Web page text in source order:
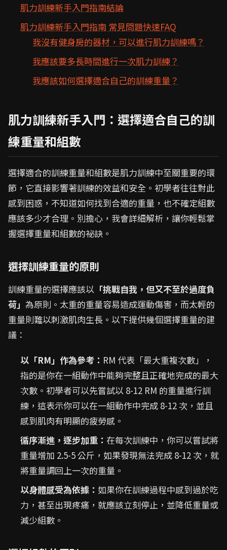
肌力訓練新手入門指南結論
肌力訓練新手入門指南 常見問題快速FAQ
我沒有健身房的器材，可以進行肌力訓練嗎？
我應該要多長時間進行一次肌力訓練？
我應該如何選擇適合自己的訓練重量？
肌力訓練新手入門：選擇適合自己的訓
練重量和組數
選擇適合的訓練重量和組數是肌力訓練中至關重要的環
節，它直接影響著訓練的效益和安全。初學者往往對此
感到困惑，不知道如何找到合適的重量，也不確定組數
應該多少才合理。別擔心，我會詳細解析，讓你輕鬆掌
握選擇重量和組數的祕訣。
選擇訓練重量的原則
訓練重量的選擇應該以 「挑戰自我，但又不至於過度負
荷」 為原則。太重的重量容易造成運動傷害，而太輕的
重量則難以刺激肌肉生長。以下提供幾個選擇重量的建
議：
以「RM」作為參考： RM 代表「最大重複次數」，
指的是你在一組動作中能夠完整且正確地完成的最大
次數。初學者可以先嘗試以 8-12 RM 的重量進行訓
練，這表示你可以在一組動作中完成 8-12 次，並且
感到肌肉有明顯的疲勞感。
循序漸進，逐步加重： 在每次訓練中，你可以嘗試將
重量增加 2.5-5 公斤，如果發現無法完成 8-12 次，就
將重量調回上一次的重量。
以身體感受為依據： 如果你在訓練過程中感到過於吃
力，甚至出現疼痛，就應該立刻停止，並降低重量或
減少組數。